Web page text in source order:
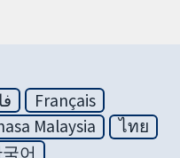
Français
Malaysia
ไทย
어